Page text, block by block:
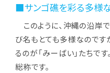
■サンゴ礁を彩る多様
このように、沖縄の沿岸
び名もとても多様なのです
るのが「みーばい」たちです
総称です。